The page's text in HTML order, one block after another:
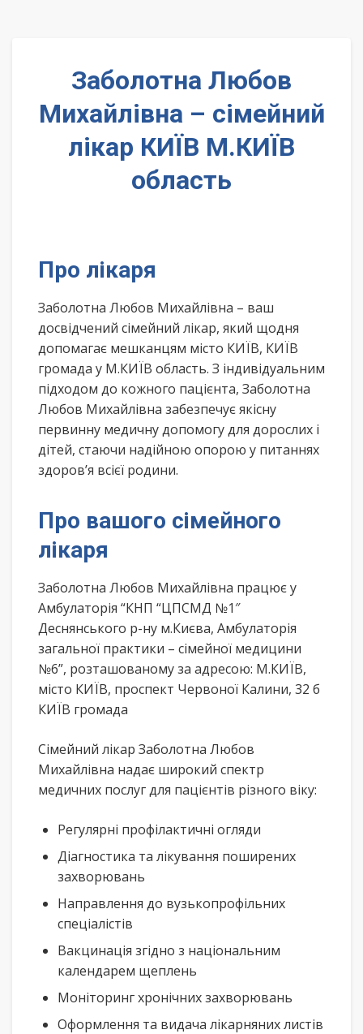
Заболотна Любов
Михайлівна – сімейний
лікар КИЇВ М.КИЇВ
область
Про лікаря
Заболотна Любов Михайлівна – ваш
досвідчений сімейний лікар, який щодня
допомагає мешканцям місто КИЇВ, КИЇВ
громада у М.КИЇВ область. З індивідуальним
підходом до кожного пацієнта, Заболотна
Любов Михайлівна забезпечує якісну
первинну медичну допомогу для дорослих і
дітей, стаючи надійною опорою у питаннях
здоров’я всієї родини.
Про вашого сімейного
лікаря
Заболотна Любов Михайлівна працює у
Амбулаторія “КНП “ЦПСМД №1″
Деснянського р-ну м.Києва, Амбулаторія
загальної практики – сімейної медицини
№6”, розташованому за адресою: М.КИЇВ,
місто КИЇВ, проспект Червоної Калини, 32 б
КИЇВ громада
Сімейний лікар Заболотна Любов
Михайлівна надає широкий спектр
медичних послуг для пацієнтів різного віку:
Регулярні профілактичні огляди
Діагностика та лікування поширених
захворювань
Направлення до вузькопрофільних
спеціалістів
Вакцинація згідно з національним
календарем щеплень
Моніторинг хронічних захворювань
Оформлення та видача лікарняних листів